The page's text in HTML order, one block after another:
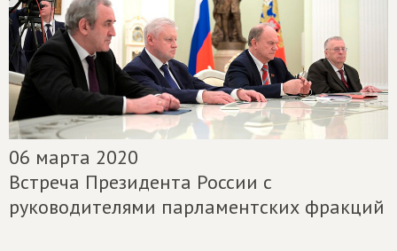
06 марта 2020
Встреча Президента России с
руководителями парламентских фракций